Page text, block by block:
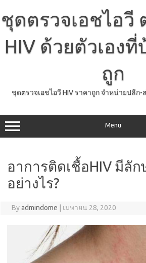
content
ชุดตรวจเอชไอวี
HIV ด้วยตัวเอง
ถูก
ชุดตรวจเอชไอวี HIV ราคาถูก จำหน่ายปลีก-
Menu
อาการติดเชื้อHIV มีลั
อย่างไร?
Byadmindome เมษายน 28, 2020